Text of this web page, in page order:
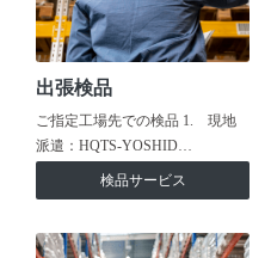
出張検品
ご指定工場先での検品 1. 現地
派遣：HQTS-YOSHID…
検品サービス